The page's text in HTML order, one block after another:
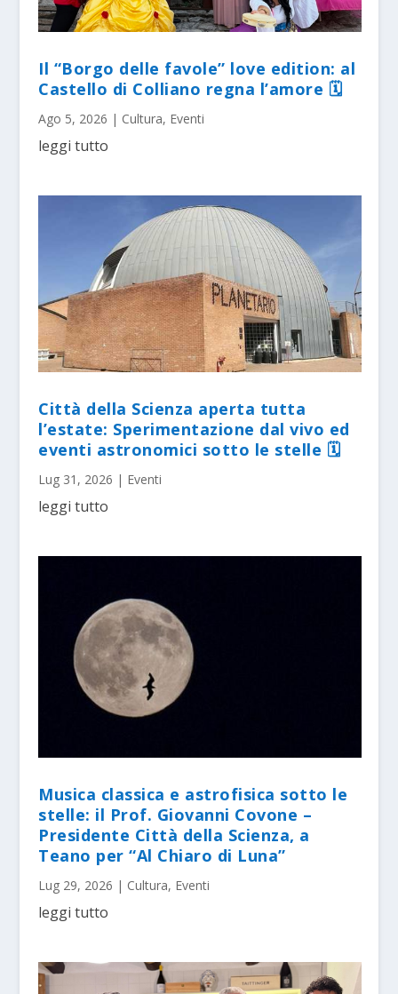
Il “Borgo delle favole” love edition: al
Castello di Colliano regna l’amore 🗓
Ago 5, 2026 | Cultura, Eventi
leggi tutto
Città della Scienza aperta tutta
l’estate: Sperimentazione dal vivo ed
eventi astronomici sotto le stelle 🗓
Lug 31, 2026 | Eventi
leggi tutto
Musica classica e astrofisica sotto le
stelle: il Prof. Giovanni Covone –
Presidente Città della Scienza, a
Teano per “Al Chiaro di Luna”
Lug 29, 2026 | Cultura, Eventi
leggi tutto